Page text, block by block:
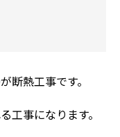
断熱工事です。
工事になります。